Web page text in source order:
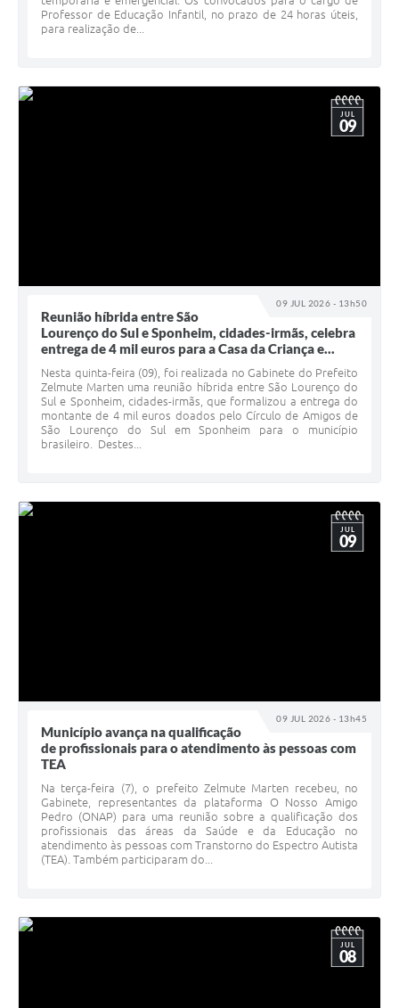
Professor de Educação Infantil, no prazo de 24 horas úteis,
para realização de...
09 JUL 2026 - 13h50
JUL
09
Reunião híbrida entre São
Lourenço do Sul e Sponheim, cidades-irmãs, celebra
entrega de 4 mil euros para a Casa da Criança e...
Nesta quinta-feira (09), foi realizada no Gabinete do Prefeito
Zelmute Marten uma reunião híbrida entre São Lourenço do
Sul e Sponheim, cidades-irmãs, que formalizou a entrega do
montante de 4 mil euros doados pelo Círculo de Amigos de
São Lourenço do Sul em Sponheim para o município
brasileiro. Destes...
09 JUL 2026 - 13h45
JUL
09
Município avança na qualificação
de profissionais para o atendimento às pessoas com
TEA
Na terça-feira (7), o prefeito Zelmute Marten recebeu, no
Gabinete, representantes da plataforma O Nosso Amigo
Pedro (ONAP) para uma reunião sobre a qualificação dos
profissionais das áreas da Saúde e da Educação no
atendimento às pessoas com Transtorno do Espectro Autista
(TEA). Também participaram do...
JUL
08